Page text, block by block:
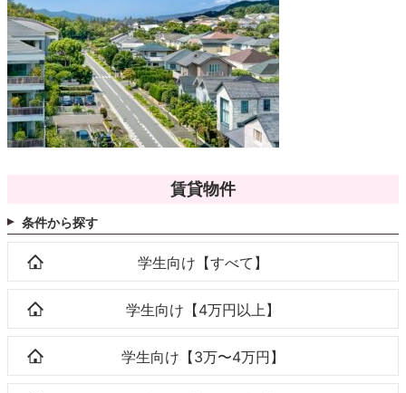
賃貸物件
条件から探す
学生向け【すべて】
学生向け【4万円以上】
学生向け【3万〜4万円】